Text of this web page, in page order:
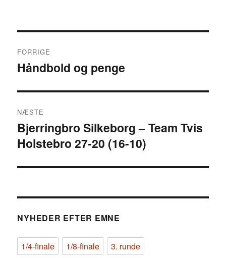
FORRIGE
Forrige
Håndbold og penge
NÆSTE
Næste
indlæg:
Bjerringbro Silkeborg – Team Tvis
Holstebro 27-20 (16-10)
NYHEDER EFTER EMNE
1/4-finale 1/8-finale
3. runde